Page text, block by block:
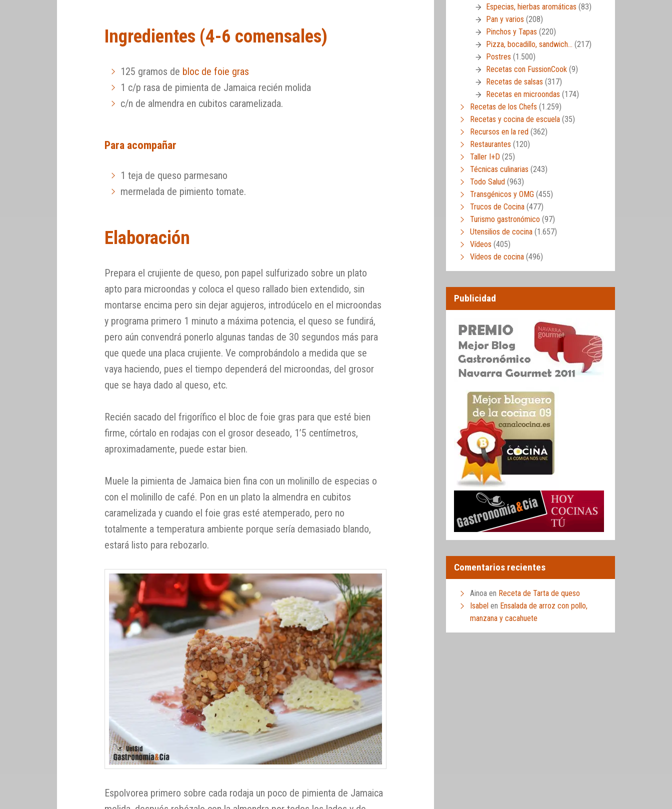
Ingredientes (4-6 comensales)
125 gramos de bloc de foie gras
1 c/p rasa de pimienta de Jamaica recién molida
c/n de almendra en cubitos caramelizada.
Para acompañar
1 teja de queso parmesano
mermelada de pimiento tomate.
Elaboración
Prepara el crujiente de queso, pon papel sulfurizado sobre un plato
apto para microondas y coloca el queso rallado bien extendido, sin
montarse encima pero sin dejar agujeros, introdúcelo en el microondas
y programa primero 1 minuto a máxima potencia, el queso se fundirá,
pero aún convendrá ponerlo algunas tandas de 30 segundos más para
que quede una placa crujiente. Ve comprobándolo a medida que se
vaya haciendo, pues el tiempo dependerá del microondas, del grosor
que se haya dado al queso, etc.
Recién sacado del frigorífico el bloc de foie gras para que esté bien
firme, córtalo en rodajas con el grosor deseado, 1’5 centímetros,
aproximadamente, puede estar bien.
Muele la pimienta de Jamaica bien fina con un molinillo de especias o
con el molinillo de café. Pon en un plato la almendra en cubitos
caramelizada y cuando el foie gras esté atemperado, pero no
totalmente a temperatura ambiente porque sería demasiado blando,
estará listo para rebozarlo.
Espolvorea primero sobre cada rodaja un poco de pimienta de Jamaica
Especias, hierbas aromáticas (83)
Pan y varios (208)
Pinchos y Tapas (220)
Pizza, bocadillo, sandwich… (217)
Postres (1.500)
Recetas con FussionCook (9)
Recetas de salsas (317)
Recetas en microondas (174)
Recetas de los Chefs (1.259)
Recetas y cocina de escuela (35)
Recursos en la red (362)
Restaurantes (120)
Taller I+D (25)
Técnicas culinarias (243)
Todo Salud (963)
Transgénicos y OMG (455)
Trucos de Cocina (477)
Turismo gastronómico (97)
Utensilios de cocina (1.657)
Vídeos (405)
Vídeos de cocina (496)
Publicidad
Comentarios recientes
Ainoa en Receta de Tarta de queso
Isabel en Ensalada de arroz con pollo,
manzana y cacahuete